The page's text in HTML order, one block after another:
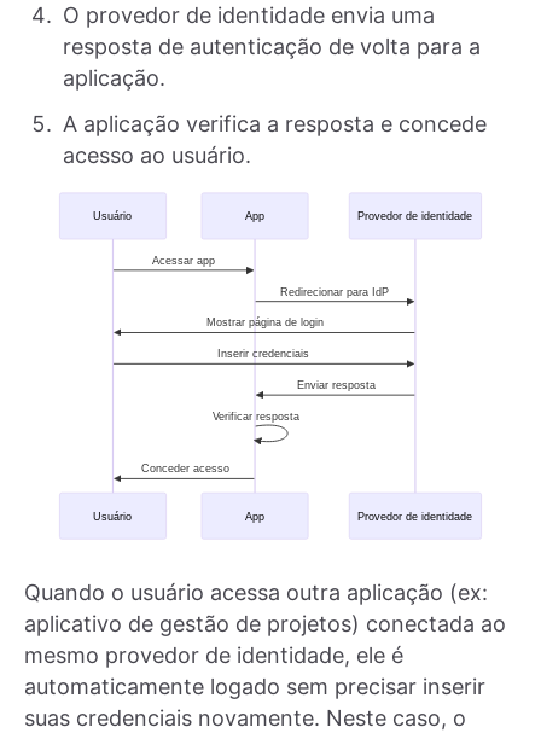
O provedor de identidade envia uma
resposta de autenticação de volta para a
aplicação.
A aplicação verifica a resposta e concede
acesso ao usuário.
Quando o usuário acessa outra aplicação (ex:
aplicativo de gestão de projetos) conectada ao
mesmo provedor de identidade, ele é
automaticamente logado sem precisar inserir
suas credenciais novamente. Neste caso, o